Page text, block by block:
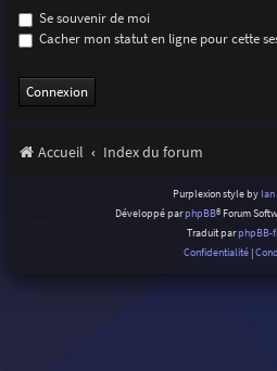
Se souvenir de moi
Cacher mon statut en ligne pour cette
Accueil Index du forum
Purplexion style by
Développé parphpBB® Forum
Traduit parphpBB-
Confidentialité |